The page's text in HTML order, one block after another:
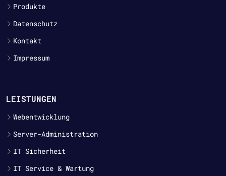
Produkte
Datenschutz
Kontakt
Impressum
LEISTUNGEN
Webentwicklung
Server-Administration
IT Sicherheit
IT Service & Wartung